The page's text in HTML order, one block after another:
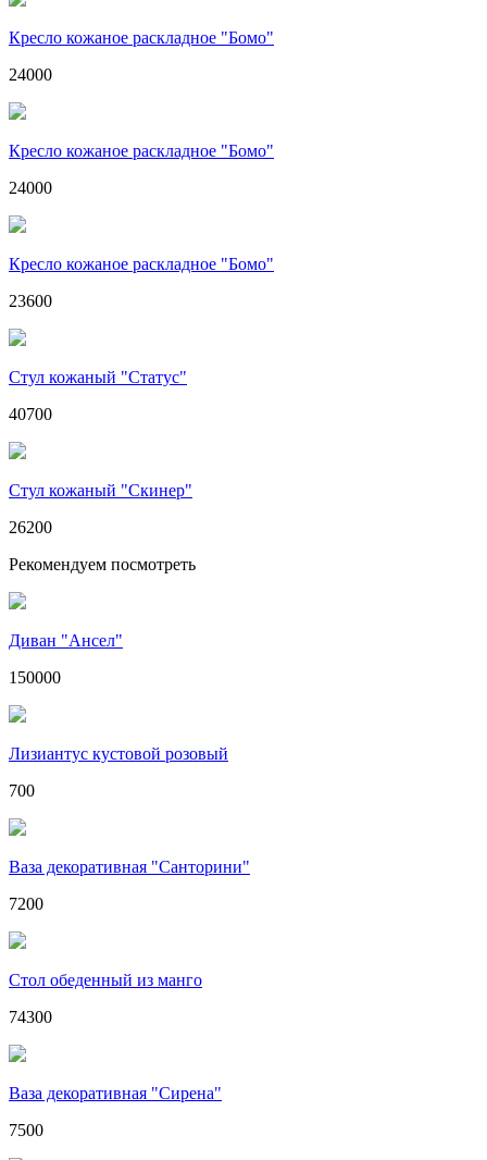
Кресло кожаное раскладное "Бомо"
24000
Кресло кожаное раскладное "Бомо"
24000
Кресло кожаное раскладное "Бомо"
23600
Стул кожаный "Статус"
40700
Стул кожаный "Скинер"
26200
Рекомендуем посмотреть
Диван "Ансел"
150000
Лизиантус кустовой розовый
700
Ваза декоративная "Санторини"
7200
Стол обеденный из манго
74300
Ваза декоративная "Сирена"
7500